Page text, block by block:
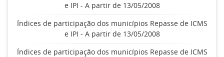
e IPI - A partir de 13/05/2008
Índices de participação dos municípios Repasse de ICMS
e IPI - A partir de 13/05/2008
Índices de participação dos municípios Repasse de ICMS